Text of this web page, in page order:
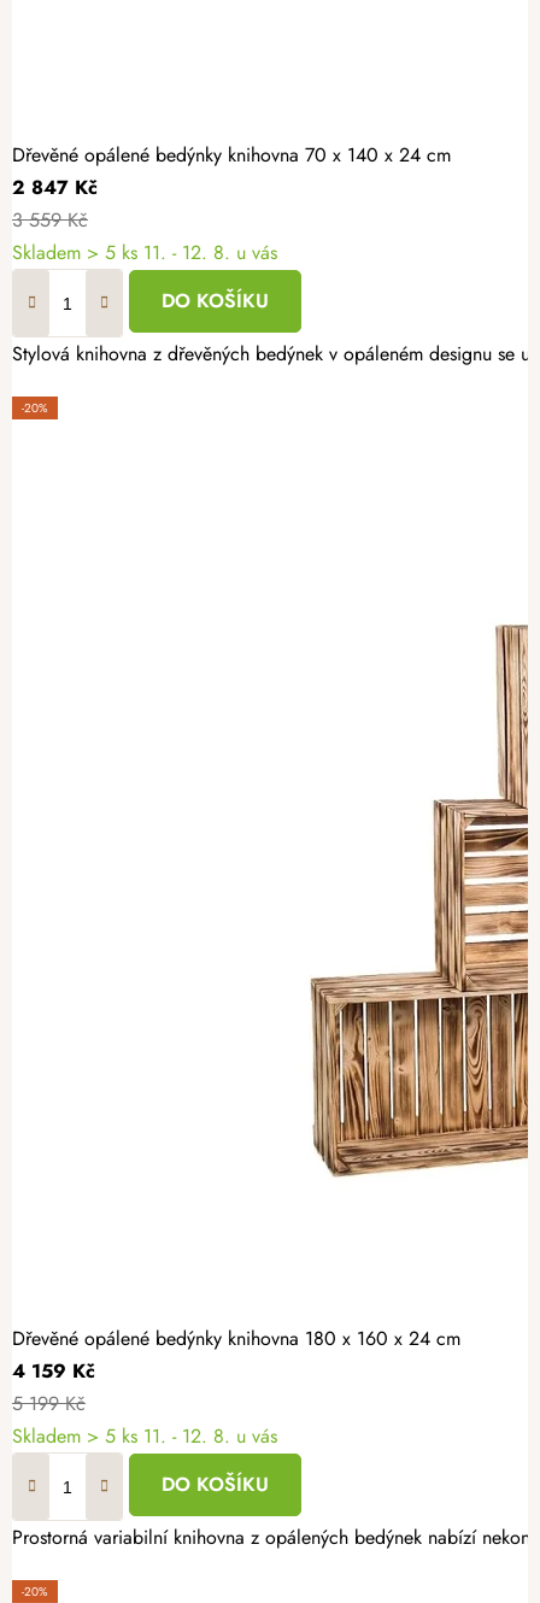
Dřevěné opálené bedýnky knihovna 70 x 140 x 24 cm
2 847 Kč
3 559 Kč
Skladem > 5 ks 11. - 12. 8. u vás
DO KOŠÍKU
Stylová knihovna z dřevěných bedýnek v opáleném designu se
-20%
Dřevěné opálené bedýnky knihovna 180 x 160 x 24 cm
4 159 Kč
5 199 Kč
Skladem > 5 ks 11. - 12. 8. u vás
DO KOŠÍKU
Prostorná variabilní knihovna z opálených bedýnek nabízí
-20%